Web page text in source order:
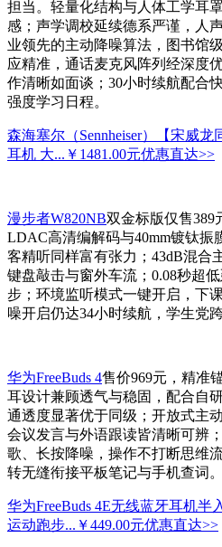
担当。轻量化结构与人体工学耳
感；声学调校延续德系严谨，人
业领先的主动降噪算法，图书馆
应精准，通话麦克风阵列经深度
作清晰如面谈；30小时续航配合
强度学习日程。
森海塞尔（Sennheiser）【宋威
耳机 大... ￥1481.00元优惠直达>>
漫步者W820NB双金标版仅售389
LDAC高清编解码与40mm镀钛振
客精听同样富有张力；43dB混合
键盘敲击与窗外车流；0.08秒超
步；环境监听模式一键开启，下
噪开启仍达34小时续航，学生党
华为FreeBuds 4售价969元，精准
耳设计兼顾透气与稳固，配合自
通透度显著优于同级；开放式主
会议发言与外语跟读皆清晰可辨
歌、长按降噪，操作不打断思维
转无缝衔接平板笔记与手机查词。
华为FreeBuds 4E无线蓝牙耳机
运动跑步... ￥449.00元优惠直达>>